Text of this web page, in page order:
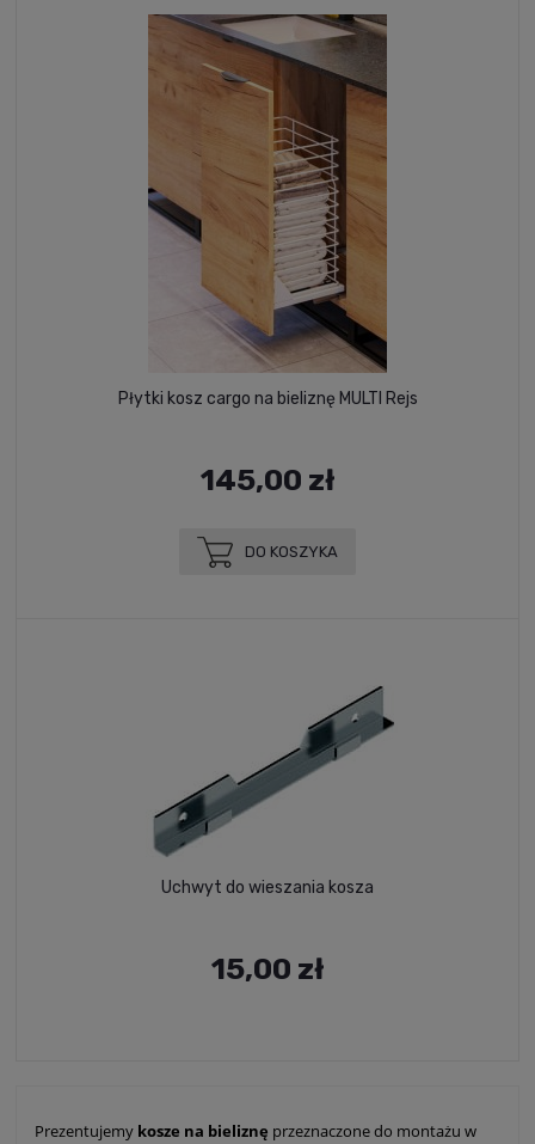
Płytki kosz cargo na bieliznę MULTI Rejs
145,00 zł
DO KOSZYKA
Uchwyt do wieszania kosza
15,00 zł
Prezentujemy kosze na bieliznę przeznaczone do montażu w